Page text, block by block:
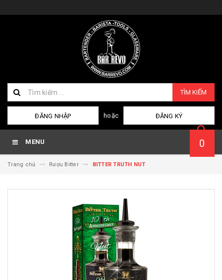
TÌM KIẾM
ĐĂNG NHẬP hoặc ĐĂNG KÝ
MENU 0
Trang chủ Rượu Bitter BITTER TRUTH NUT